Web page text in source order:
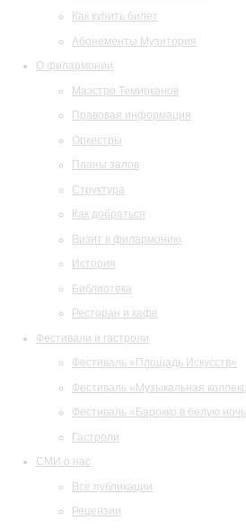
Как купить билет
Абонементы Музитория
О филармонии
Маэстро Темирканов
Правовая информация
Оркестры
Планы залов
Структура
Как добраться
Визит в филармонию
История
Библиотека
Ресторан и кафе
Фестивали и гастроли
Фестиваль «Площадь Искусств»
Фестиваль «Музыкальная
Фестиваль «Барокко в белую
Гастроли
СМИ о нас
Все публикации
Рецензии